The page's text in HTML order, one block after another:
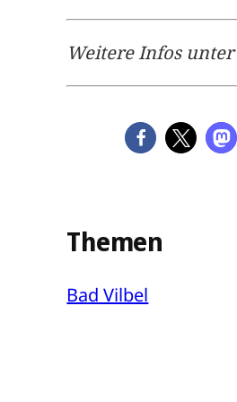
Weitere Infos unter
Themen
Bad Vilbel